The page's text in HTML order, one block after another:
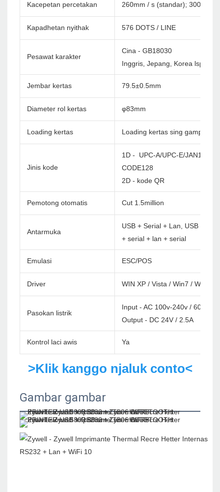
Kacepetan percetakan 260mm / s (standar); 300mm /
Kapadhetan nyithak 576 DOTS / LINE
Pesawat karakter
Cina - GB18030
Inggris, Jepang, Korea lsp.
Jembar kertas 79.5±0.5mm
Diameter rol kertas φ83mm
Loading kertas Loading kertas sing gampang
Jinis kode
1D - UPC-A/UPC-E/
CODE128
2D - kode QR
Pemotong otomatis Cut 1.5million
Antarmuka
USB + Serial + Lan, USB +
+ serial + lan + serial
Emulasi ESC/POS
Driver WIN XP / Vista / Win7 / Win8 /
Pasokan listrik
Input - AC 100v-240v / 60Hz
Output - DC 24V / 2.5A
Kontrol laci awis Ya
>Klik kanggo njaluk conto<
Gambar gambar